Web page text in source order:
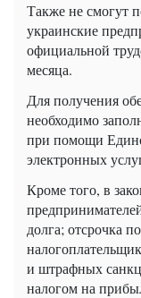
Также не смогут
украинские
официальной
месяца.
Для получения
необходимо
при помощи
электронных
Кроме того, в
долга; отсрочка
и штрафных
налогом на